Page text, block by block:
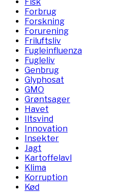
Forbrug
Forskning
Forurening
Friluftsliv
Fugleinfluenza
Fugleliv
Genbrug
Glyphosat
GMO
Grøntsager
Havet
Iltsvind
Innovation
Insekter
Jagt
Kartoffelavl
Klima
Korruption
Kød